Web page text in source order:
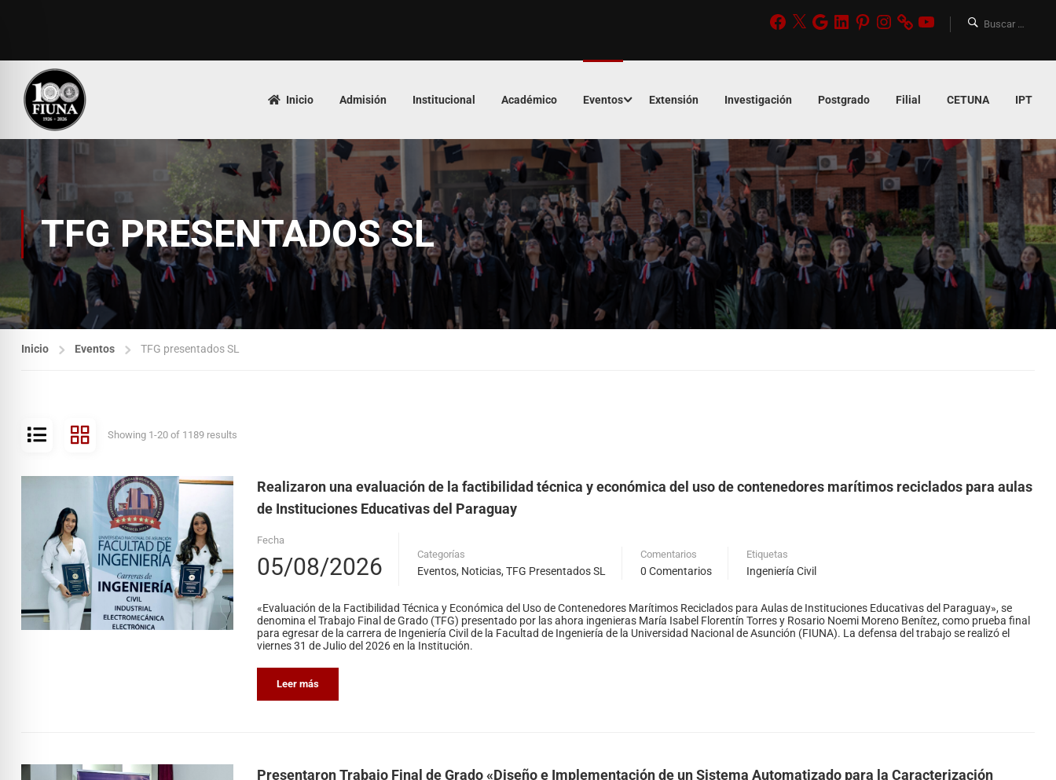
Inicio Admisión Institucional Académico Eventos Extensión Investigación Postgrado Filial CETUNA IPT
TFG PRESENTADOS SL
Inicio Eventos TFG presentados SL
Showing 1-20 of 1189 results
Realizaron una evaluación de la factibilidad técnica y económica del uso de contenedores marítimos reciclados para aulas
de Instituciones Educativas del Paraguay
Fecha
05/08/2026 Categorías
Eventos, Noticias, TFG Presentados SL
Comentarios
0 Comentarios
Etiquetas
Ingeniería Civil
«Evaluación de la Factibilidad Técnica y Económica del Uso de Contenedores Marítimos Reciclados para Aulas de Instituciones Educativas del Paraguay», se
denomina el Trabajo Final de Grado (TFG) presentado por las ahora ingenieras María Isabel Florentín Torres y Rosario Noemi Moreno Benítez, como prueba final
para egresar de la carrera de Ingeniería Civil de la Facultad de Ingeniería de la Universidad Nacional de Asunción (FIUNA). La defensa del trabajo se realizó el
viernes 31 de Julio del 2026 en la Institución.
Leer más
Presentaron Trabajo Final de Grado «Diseño e Implementación de un Sistema Automatizado para la Caracterización